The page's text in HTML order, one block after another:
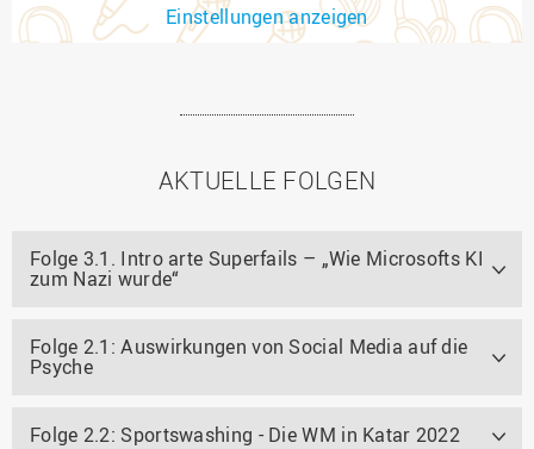
Einstellungen anzeigen
AKTUELLE FOLGEN
Folge 3.1. Intro arte Superfails – „Wie Microsofts KI
zum Nazi wurde“
Folge 2.1: Auswirkungen von Social Media auf die
Psyche
Folge 2.2: Sportswashing - Die WM in Katar 2022